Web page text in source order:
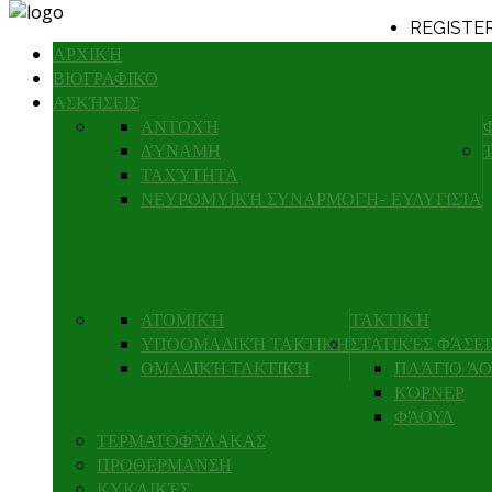
ΑΡΧΙΚΉ
ΒΙΟΓΡΑΦΙΚΟ
ΑΣΚΉΣΕΙΣ
ΑΝΤΟΧΉ
ΔΎΝΑΜΗ
ΤΑΧΎΤΗΤΑ
ΝΕΥΡΟΜΥΪΚΉ ΣΥΝΑΡΜΟΓΉ- ΕΥΛΥΓΙΣΊΑ
ΤΑΚΤΙΚΉ
ΑΤΟΜΙΚΉ
ΥΠΟΟΜΑΔΙΚΉ ΤΑΚΤΙΚΉ
ΟΜΑΔΙΚΉ ΤΑΚΤΙΚΉ
ΣΤΑΤΙΚΈΣ
ΠΛΆΓΙΟ
ΚΌΡΝΕΡ
ΦΆΟΥΛ
ΤΕΡΜΑΤΟΦΎΛΑΚΑΣ
ΠΡΟΘΕΡΜΑΝΣΗ
Written
Hits: 10073
READ
1ν1